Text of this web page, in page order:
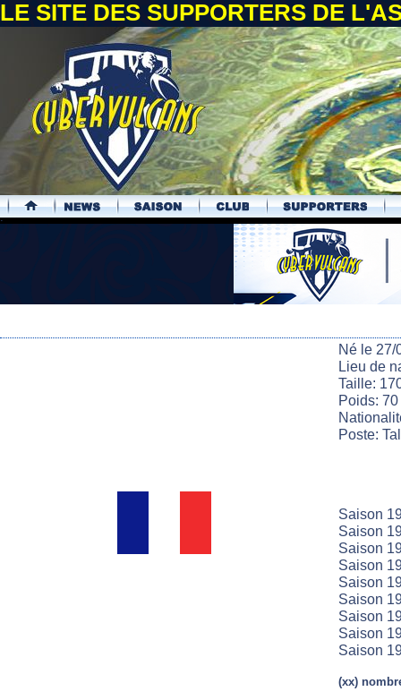
LE SITE DES SUPPORTERS DE
.
Né le 27/
Lieu de
Taille:
Poids:
Poste:
Saison
Saison
Saison
Saison
Saison
Saison
Saison
Saison
Saison
(xx)